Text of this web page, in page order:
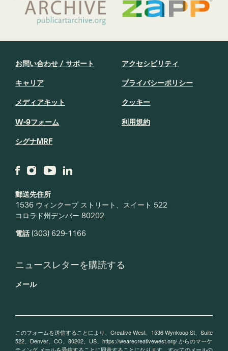
郵送先住所
1536 ウィンクープ ストリート、スイート 522
コロラド州デンバー 80202
電話(303) 629-1166
お問い合わせ / サポート
キャリア
メディアキット
W-9フォーム
シグナMRF
アクセシビリティ
プライバシーポリシー
クッキー
利用規約
ニュースレターを購読する
メール
このフォームを送信することにより、Creative West、1536 Wynkoop St、Suite
522、Denver、CO、80202、US、https://wearecreativewest.org/ からのマーケ
ティング メールを受信することに同意することになります。すべてのメールの